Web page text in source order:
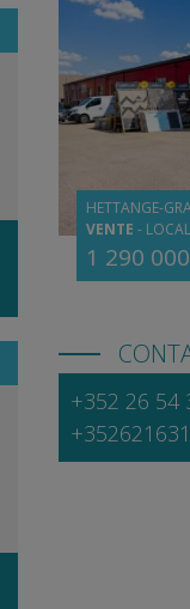
HETTANGE-
VENTE -
1 290
+352 26 54